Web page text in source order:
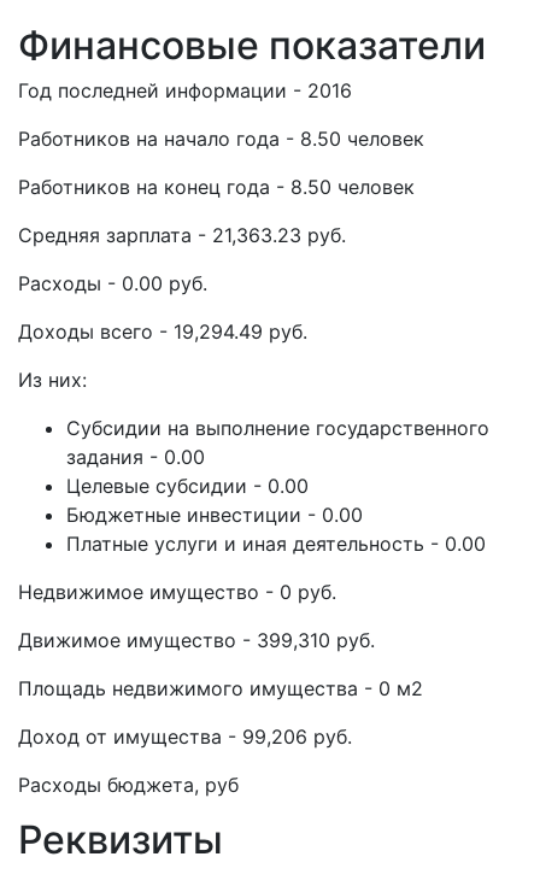
Финансовые показатели
Год последней информации - 2016
Работников на начало года - 8.50 человек
Работников на конец года - 8.50 человек
Средняя зарплата - 21,363.23 руб.
Расходы - 0.00 руб.
Доходы всего - 19,294.49 руб.
Из них:
Субсидии на выполнение государственного
задания - 0.00
Целевые субсидии - 0.00
Бюджетные инвестиции - 0.00
Платные услуги и иная деятельность - 0.00
Недвижимое имущество - 0 руб.
Движимое имущество - 399,310 руб.
Площадь недвижимого имущества - 0 м2
Доход от имущества - 99,206 руб.
Расходы бюджета, руб
Реквизиты